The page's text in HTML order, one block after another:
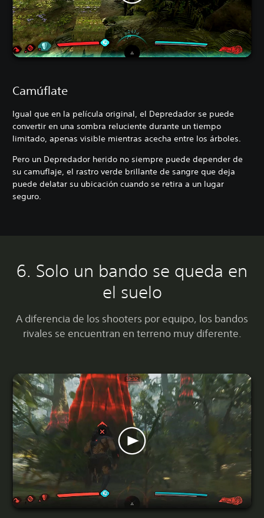
Camúflate
Igual que en la película original, el Depredador se puede
convertir en una sombra reluciente durante un tiempo
limitado, apenas visible mientras acecha entre los árboles.
Pero un Depredador herido no siempre puede depender de
su camuflaje, el rastro verde brillante de sangre que deja
puede delatar su ubicación cuando se retira a un lugar
seguro.
6. Solo un bando se queda en
el suelo
A diferencia de los shooters por equipo, los bandos
rivales se encuentran en terreno muy diferente.